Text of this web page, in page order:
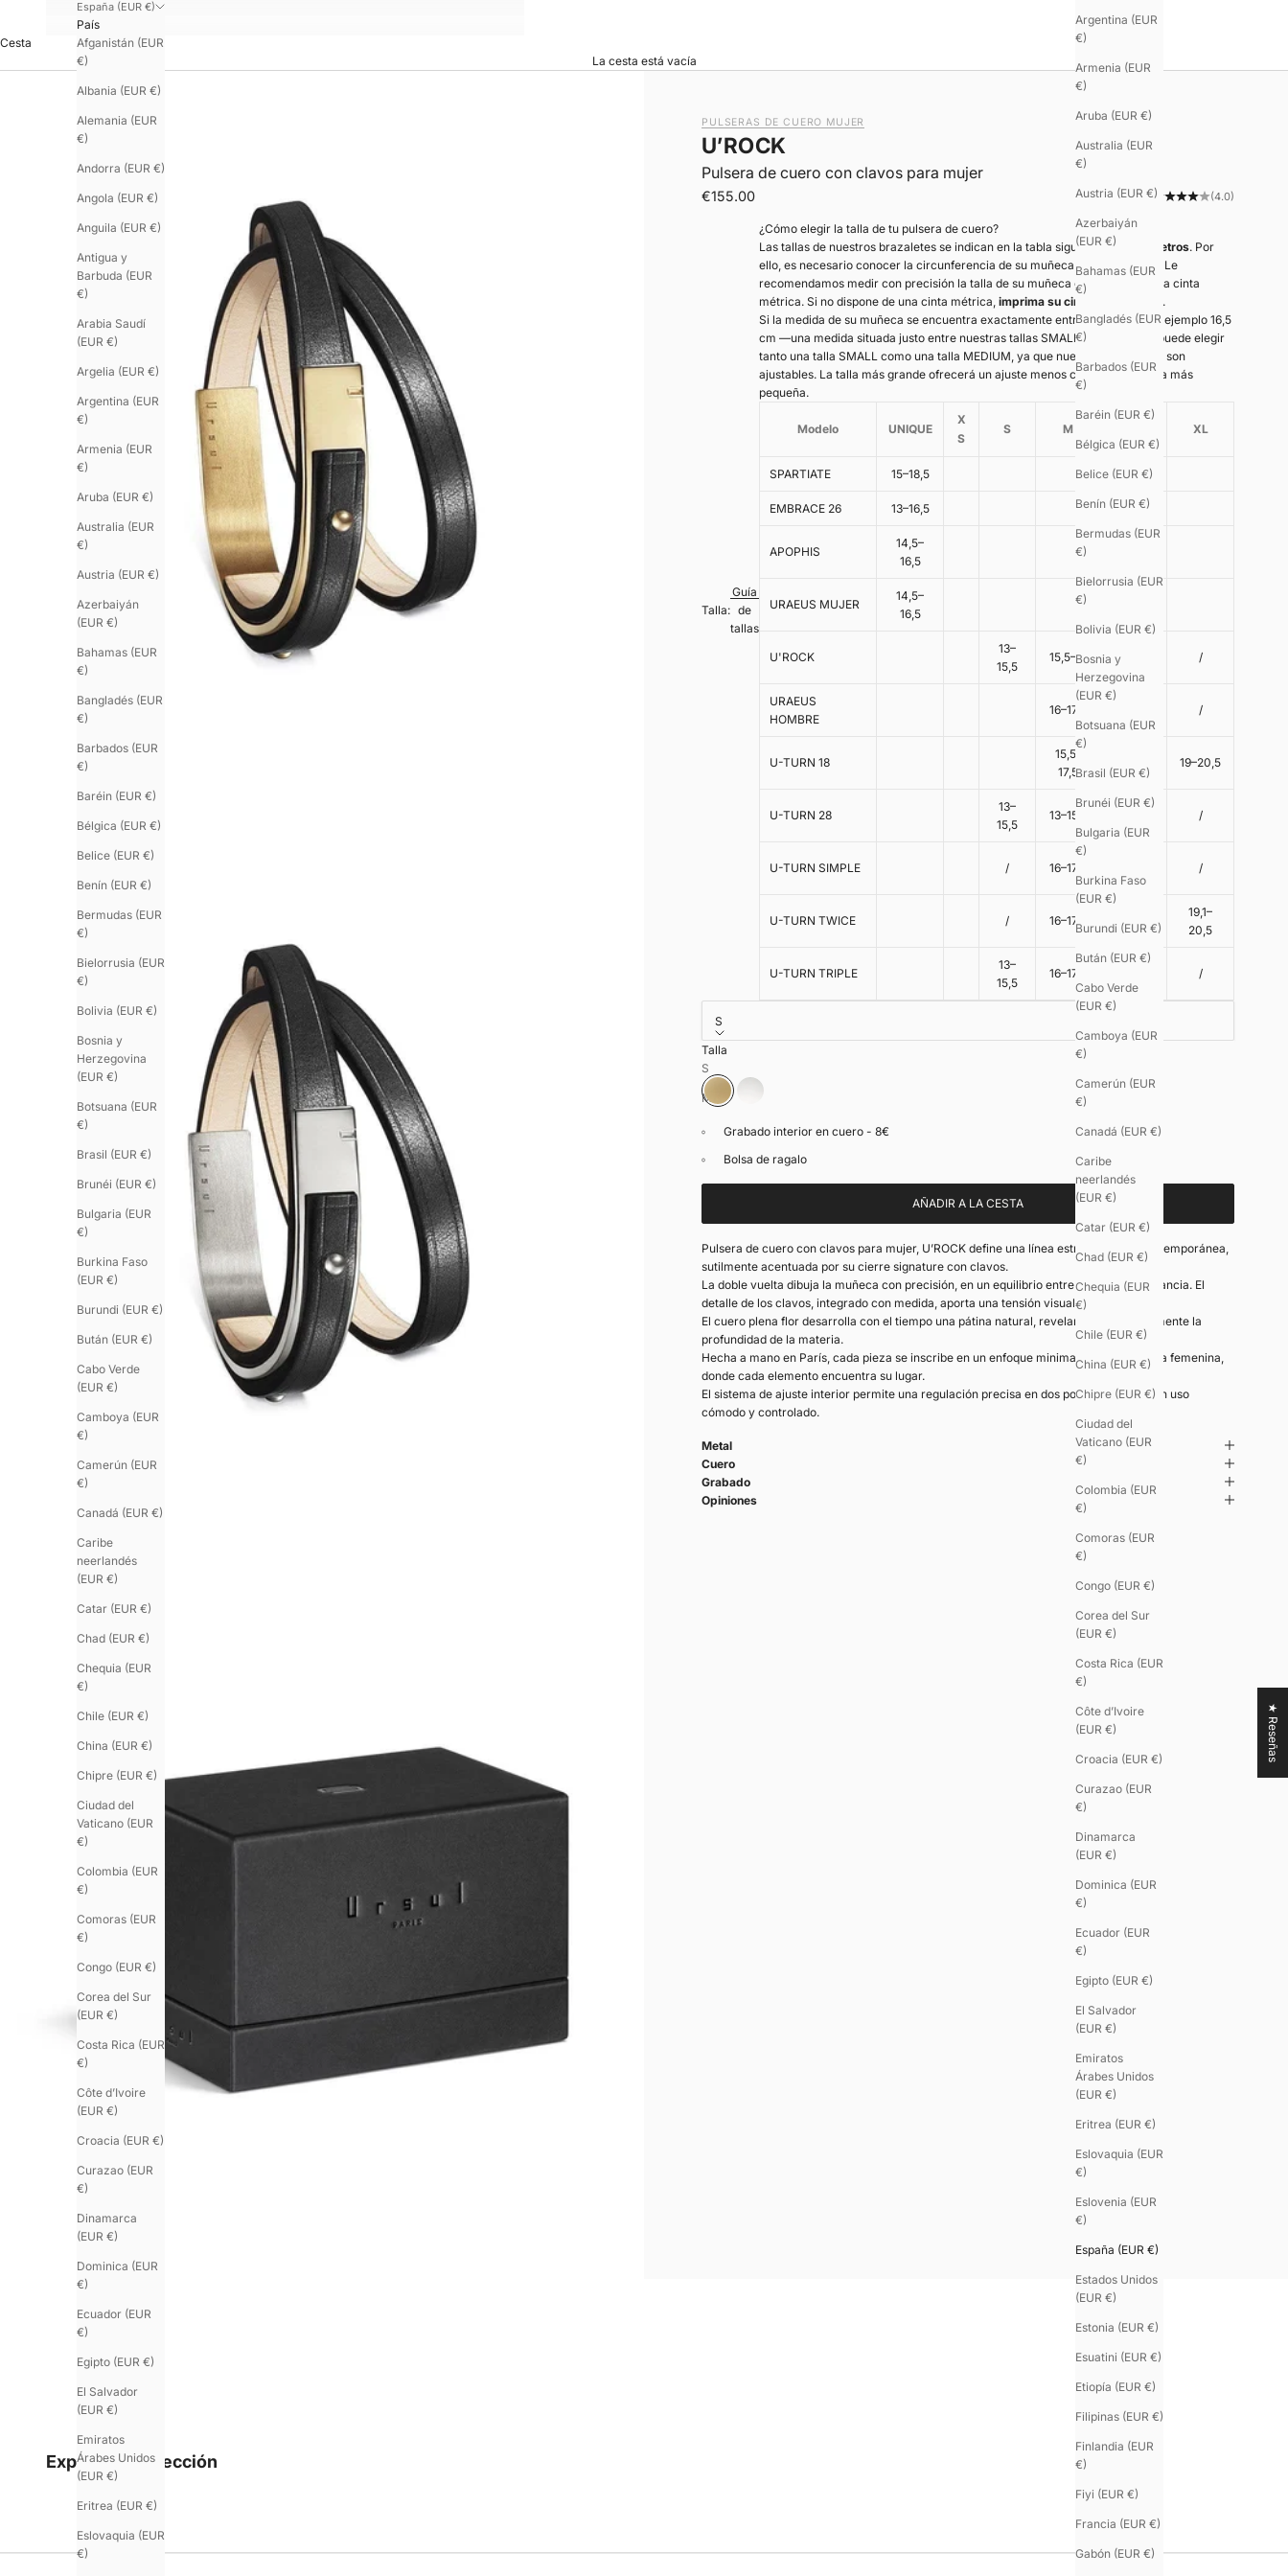
Argentina (EUR
€)
Armenia (EUR
€)
Aruba (EUR €)
Australia (EUR
€)
Austria (EUR €)
Azerbaiyán
(EUR €)
Bahamas (EUR
€)
Bangladés (EUR
€)
Barbados (EUR
€)
Baréin (EUR €)
Bélgica (EUR €)
Belice (EUR €)
Benín (EUR €)
Bermudas (EUR
€)
Bielorrusia (EUR
€)
Bolivia (EUR €)
Bosnia y
Herzegovina
(EUR €)
Botsuana (EUR
€)
Brasil (EUR €)
Brunéi (EUR €)
Bulgaria (EUR
€)
Burkina Faso
(EUR €)
Burundi (EUR €)
Bután (EUR €)
Cabo Verde
(EUR €)
Camboya (EUR
€)
Camerún (EUR
€)
Canadá (EUR €)
Caribe
neerlandés
(EUR €)
Catar (EUR €)
Chad (EUR €)
Chequia (EUR
€)
Chile (EUR €)
China (EUR €)
Chipre (EUR €)
Ciudad del
Vaticano (EUR
€)
Colombia (EUR
€)
Comoras (EUR
€)
Congo (EUR €)
Corea del Sur
(EUR €)
Costa Rica (EUR
€)
Côte d’Ivoire
(EUR €)
Croacia (EUR €)
Curazao (EUR
€)
Dinamarca
(EUR €)
Dominica (EUR
€)
Ecuador (EUR
€)
Egipto (EUR €)
El Salvador
(EUR €)
Emiratos
Árabes Unidos
(EUR €)
Eritrea (EUR €)
Eslovaquia (EUR
€)
Eslovenia (EUR
€)
España (EUR €)
Estados Unidos
(EUR €)
Estonia (EUR €)
Esuatini (EUR €)
Etiopía (EUR €)
Filipinas (EUR €)
Finlandia (EUR
€)
Fiyi (EUR €)
Francia (EUR €)
Gabón (EUR €)
España (EUR €)
País
Afganistán (EUR
€)
Albania (EUR €)
Alemania (EUR
€)
Andorra (EUR €)
Angola (EUR €)
Anguila (EUR €)
Antigua y
Barbuda (EUR
€)
Arabia Saudí
(EUR €)
Argelia (EUR €)
Argentina (EUR
€)
Armenia (EUR
€)
Aruba (EUR €)
Australia (EUR
€)
Austria (EUR €)
Azerbaiyán
(EUR €)
Bahamas (EUR
€)
Bangladés (EUR
€)
Barbados (EUR
€)
Baréin (EUR €)
Bélgica (EUR €)
Belice (EUR €)
Benín (EUR €)
Bermudas (EUR
€)
Bielorrusia (EUR
€)
Bolivia (EUR €)
Bosnia y
Herzegovina
(EUR €)
Botsuana (EUR
€)
Brasil (EUR €)
Brunéi (EUR €)
Bulgaria (EUR
€)
Burkina Faso
(EUR €)
Burundi (EUR €)
Bután (EUR €)
Cabo Verde
(EUR €)
Camboya (EUR
€)
Camerún (EUR
€)
Canadá (EUR €)
Caribe
neerlandés
(EUR €)
Catar (EUR €)
Chad (EUR €)
Chequia (EUR
€)
Chile (EUR €)
China (EUR €)
Chipre (EUR €)
Ciudad del
Vaticano (EUR
€)
Colombia (EUR
€)
Comoras (EUR
€)
Congo (EUR €)
Corea del Sur
(EUR €)
Costa Rica (EUR
€)
Côte d’Ivoire
(EUR €)
Croacia (EUR €)
Curazao (EUR
€)
Dinamarca
(EUR €)
Dominica (EUR
€)
Ecuador (EUR
€)
Egipto (EUR €)
El Salvador
(EUR €)
Emiratos
Árabes Unidos
(EUR €)
Eritrea (EUR €)
Eslovaquia (EUR
€)
Cesta
La cesta está vacía
PULSERAS DE CUERO MUJER
Pulsera de cuero con clavos para mujer
|
U’ROCK
Precio de oferta
€155.00 (4.0)
Talla:
Guía
de
tallas
¿Cómo elegir la talla de tu pulsera de cuero?
Las tallas de nuestros brazaletes se indican en la tabla siguiente en
centímetros. Por
ello, es necesario conocer la circunferencia de su muñeca en centímetros. Le
recomendamos medir con precisión la talla de su muñeca con ayuda de una cinta
métrica. Si no dispone de una cinta métrica, imprima su cinta métrica aquí .
Si la medida de su muñeca se encuentra exactamente entre dos tallas, por ejemplo 16,5
cm —una medida situada justo entre nuestras tallas SMALL y MEDIUM—, puede elegir
tanto una talla SMALL como una talla MEDIUM, ya que nuestros brazaletes son
ajustables. La talla más grande ofrecerá un ajuste menos ceñido que la talla más
pequeña.
Modelo UNIQUE
X
S
S M XL
SPARTIATE 15–18,5
EMBRACE 26 13–16,5
APOPHIS
14,5–
16,5
URAEUS MUJER
14,5–
16,5
U'ROCK
13–
15,5
15,5–17 17–19 /
URAEUS
HOMBRE
16–17,5
19,5
/
U-TURN 18
15,5–
17,5
19–20,5
U-TURN 28
13–
15,5
13–15,5 /
U-TURN SIMPLE / 16–17,5
19,5
/
U-TURN TWICE / 16–17,5
19,5
19,1–
20,5
U-TURN TRIPLE
13–
15,5
16–17,5 /
S
Talla
S
M
Color:
Oro
Grabado interior en cuero - 8€
Bolsa de ragalo
AÑADIR A LA CESTA
Pulsera de cuero con clavos para mujer, U’ROCK define una línea estructurada y contemporánea,
sutilmente acentuada por su cierre signature con clavos.
La doble vuelta dibuja la muñeca con precisión, en un equilibrio entre carácter y elegancia. El
detalle de los clavos, integrado con medida, aporta una tensión visual sin exceso.
El cuero plena flor desarrolla con el tiempo una pátina natural, revelando progresivamente la
profundidad de la materia.
Hecha a mano en París, cada pieza se inscribe en un enfoque minimalista de la joyería femenina,
donde cada elemento encuentra su lugar.
El sistema de ajuste interior permite una regulación precisa en dos posiciones, para un uso
cómodo y controlado.
Metal
Cuero
Grabado
Opiniones
U'ROCK
Una línea con tachuelas, en doble vuelta.
Explorar la colección
★ Reseñas